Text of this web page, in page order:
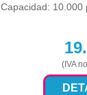
Capacidad: 10.000
(IVA